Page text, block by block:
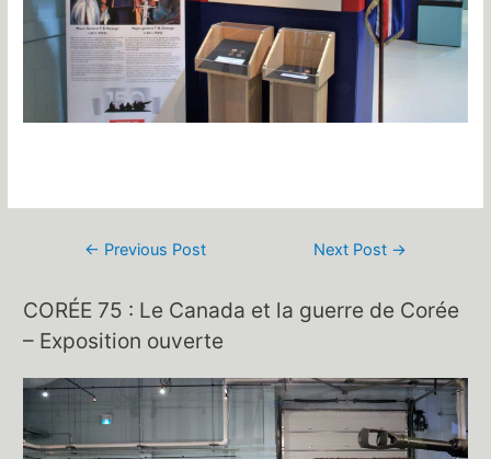
Post← Previous Post Next Post →
CORÉE 75 : Le Canada et la guerre de Corée
– Exposition ouverte